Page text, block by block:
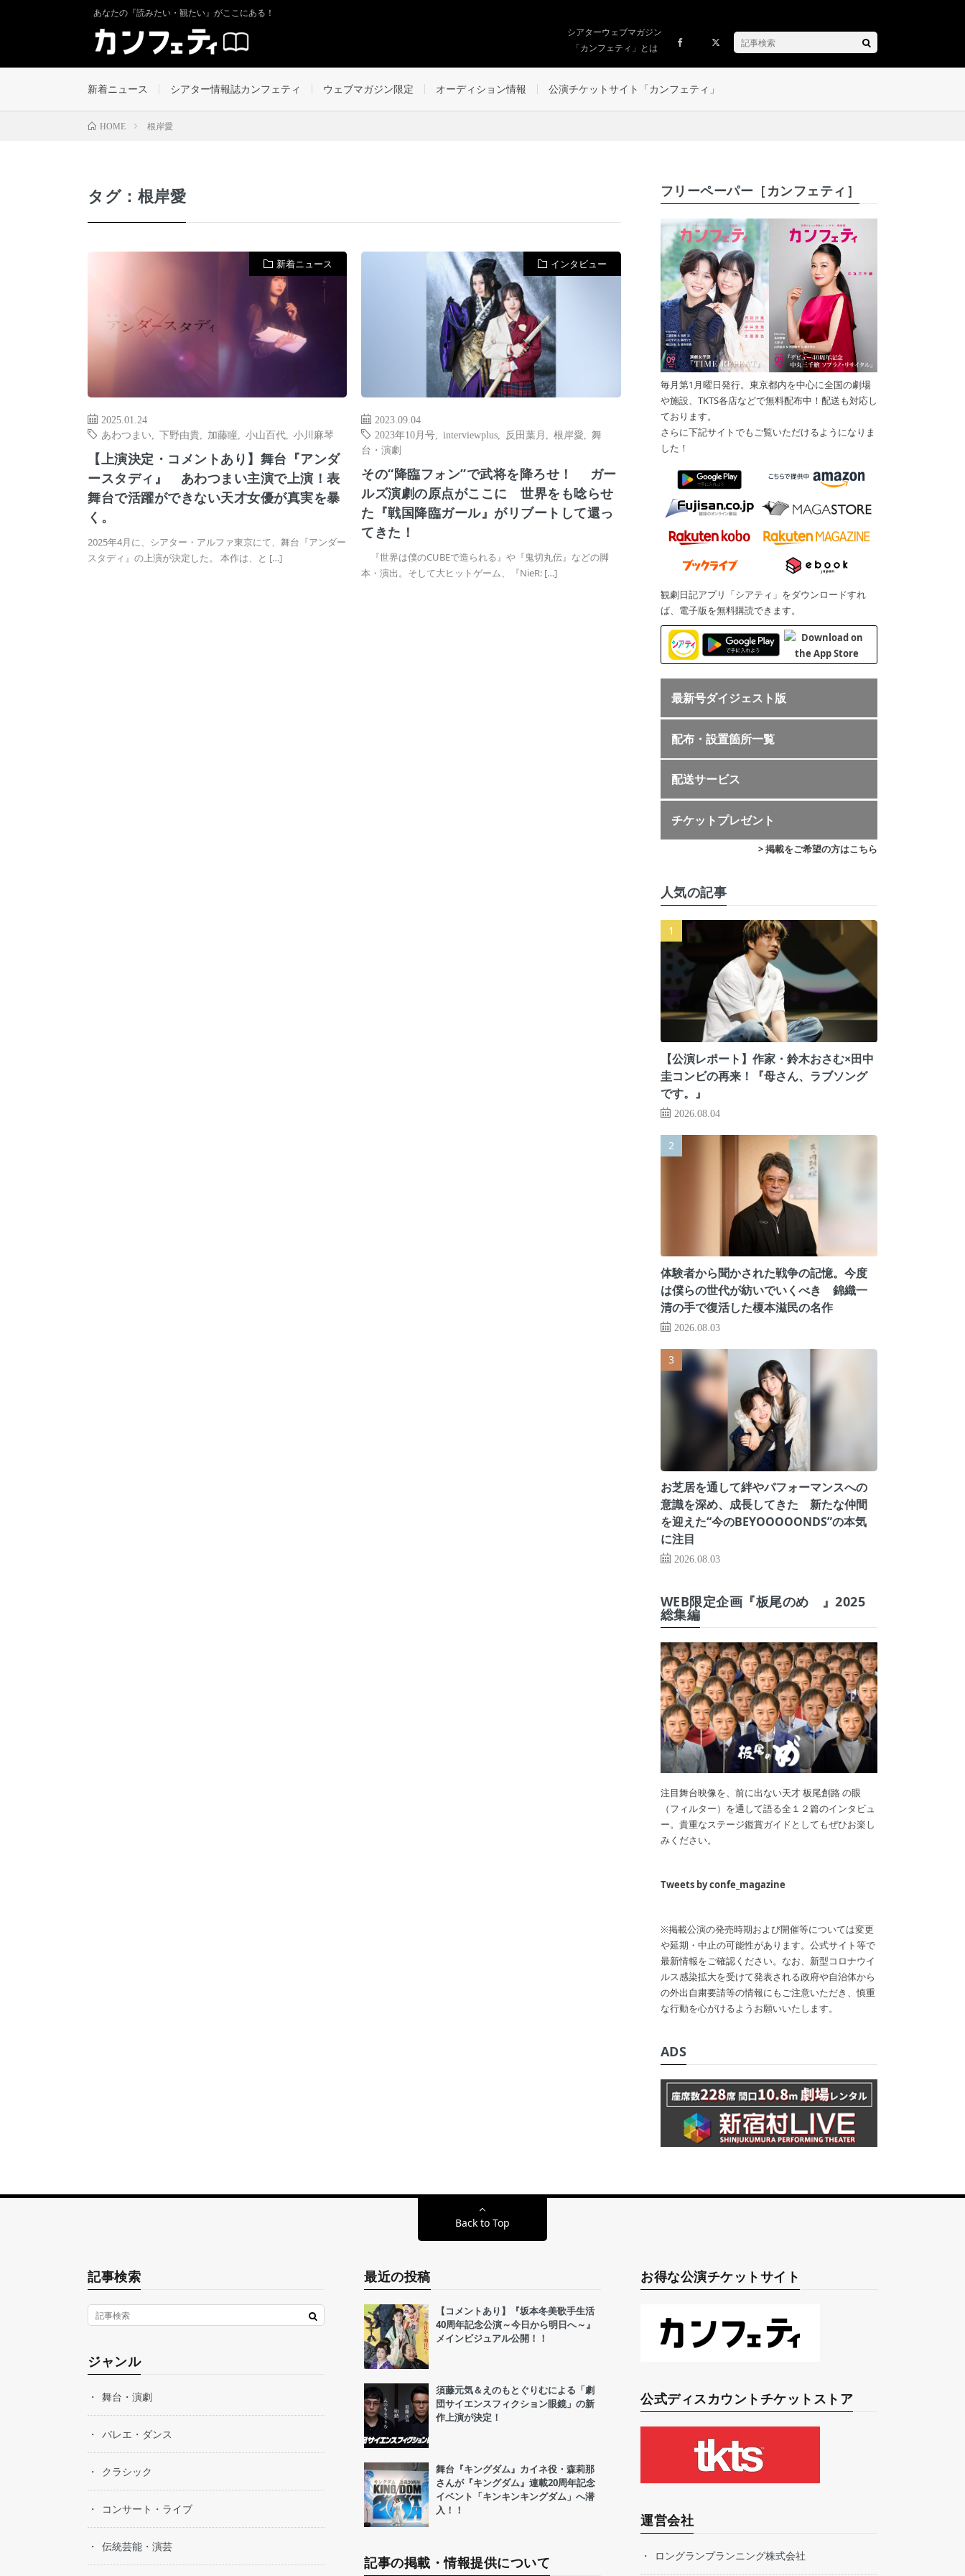
あなたの『読みたい・観たい』がここにある！
シアターウェブマガジン
「カンフェティ」とは
新着ニュース シアター情報誌カンフェティ ウェブマガジン限定 オーディション情報 公演チケットサイト「カンフェティ」
HOME 根岸愛
タグ：根岸愛
新着ニュース
2025.01.24
あわつまい
下野由貴 加藤瞳 小山百代 小川麻琴
【上演決定・コメントあり】舞台『アンダ
ースタディ』 あわつまい主演で上演！表
舞台で活躍ができない天才女優が真実を暴
く。
2025年4月に、シアター・アルファ東京にて、舞台『アンダー
スタディ』の上演が決定した。 本作は、と […]
インタビュー
2023.09.04
2023年10月号 ,interviewplus 反田葉月 ,根岸愛 ,舞
台・演劇
その“降臨フォン”で武将を降ろせ！ ガー
ルズ演劇の原点がここに 世界をも唸らせ
た『戦国降臨ガール』がリブートして還っ
てきた！
『世界は僕のCUBEで造られる』や『鬼切丸伝』などの脚
本・演出。そして大ヒットゲーム、『NieR: […]
フリーペーパー［カンフェティ］
毎月第1月曜日発行。東京都内を中心に全国の劇場
や施設、TKTS各店などで無料配布中！配送も対応し
ております。
さらに下記サイトでもご覧いただけるようになりま
した！
観劇日記アプリ「シアティ」をダウンロードすれ
ば、電子版を無料購読できます。
最新号ダイジェスト版
配布・設置箇所一覧
配送サービス
チケットプレゼント
> 掲載をご希望の方はこちら
人気の記事
【公演レポート】作家・鈴木おさむ×田中
圭コンビの再来！『母さん、ラブソング
です。』
2026.08.04
体験者から聞かされた戦争の記憶。今度
は僕らの世代が紡いでいくべき 錦織一
清の手で復活した榎本滋民の名作
2026.08.03
お芝居を通して絆やパフォーマンスへの
意識を深め、成長してきた 新たな仲間
を迎えた“今のBEYOOOOONDS”の本気
に注目
2026.08.03
WEB限定企画『板尾のめ゙』2025
総集編
注目舞台映像を、前に出ない天才 板尾創路 の眼
（フィルター）を通して語る全１２篇のインタビュ
ー。貴重なステージ鑑賞ガイドとしてもぜひお楽し
みください。
Tweets by confe_magazine
※掲載公演の発売時期および開催等については変更
や延期・中止の可能性があります。公式サイト等で
最新情報をご確認ください。なお、新型コロナウイ
ルス感染拡大を受けて発表される政府や自治体から
の外出自粛要請等の情報にもご注意いただき、慎重
な行動を心がけるようお願いいたします。
ADS
Back to Top
記事検索
ジャンル
舞台・演劇
バレエ・ダンス
クラシック
コンサート・ライブ
伝統芸能・演芸
最近の投稿
【コメントあり】『坂本冬美歌手生活
40周年記念公演～今日から明日へ～』
メインビジュアル公開！！
須藤元気＆えのもとぐりむによる「劇
団サイエンスフィクション眼鏡」の新
作上演が決定！
舞台『キングダム』カイネ役・森莉那
さんが『キングダム』連載20周年記念
イベント「キンキンキングダム」へ潜
入！！
記事の掲載・情報提供について
お得な公演チケットサイト
公式ディスカウントチケットストア
運営会社
ロングランプランニング株式会社